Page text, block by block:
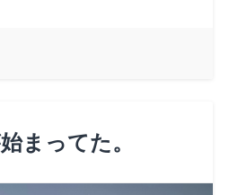
まってた。